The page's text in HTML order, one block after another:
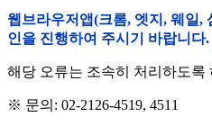
웹브라우저앱(크롬, 엣지, 웨일,
인을 진행하여 주시기 바랍니다.
해당 오류는 조속히 처리하도록
※ 문의: 02-2126-4519, 4511